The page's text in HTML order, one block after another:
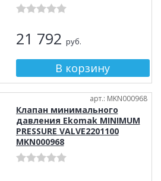
21 792 руб.
арт.: MKN000968
Клапан минимального
давления Ekomak MINIMUM
PRESSURE VALVE2201100
MKN000968